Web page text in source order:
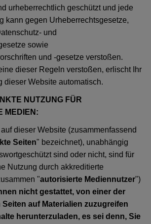
urheberrechtlich geschützt und jede
kann gegen Urheberrechtsgesetze,
und
sowie
und -gesetze verstoßen.
dieser Regeln verstoßen, erlischt Ihr
dieser Website automatisch.
NUTZUNG FÜR
MEDIEN:
dieser Website (zusammenfassend
Seiten" bezeichnet), unabhängig
sind oder nicht, sind für
Nutzung durch akkreditierte
"autorisierte Mediennutzer")
nicht gestattet, von einer der
auf Materialien zuzugreifen
herunterzuladen, es sei denn, Sie